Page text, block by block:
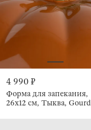
4 990 ₽
Форма для запекания,
26х12 см, Тыква, Gourd